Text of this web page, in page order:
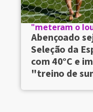
"meteram o
Abençoado
Seleção da
com 40°C e
"treino de